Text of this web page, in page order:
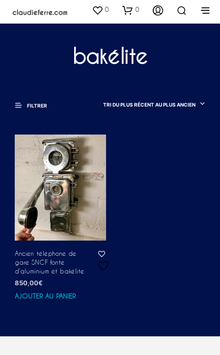
0 0
bakélite
FILTRER TRI DU PLUS RÉCENT AU PLUS ANCIEN
Ancien téléphone de
gare SNCF fonte
d’aluminium et bakélite
850,00€
AJOUTER AU PANIER